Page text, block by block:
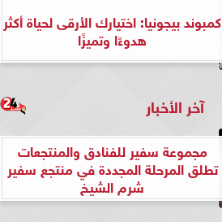
كمبوند بيجونيا: اختيارك الأرقى لحياة أكثر
هدوءًا وتميزًا
آخر الأخبار
مجموعة سفير للفنادق والمنتجعات
تطلق المرحلة المجددة في منتجع سفير
شرم الشيخ